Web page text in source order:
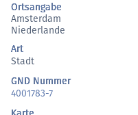
Ortsangabe
Amsterdam
Niederlande
Art
Stadt
GND Nummer
4001783-7